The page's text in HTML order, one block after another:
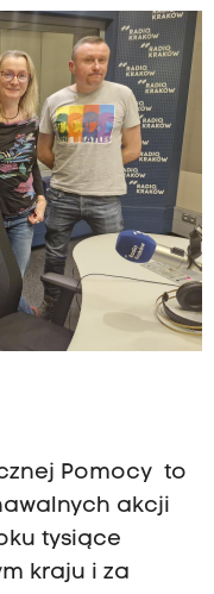
Pomocy to
akcji
tysiące
kraju i za